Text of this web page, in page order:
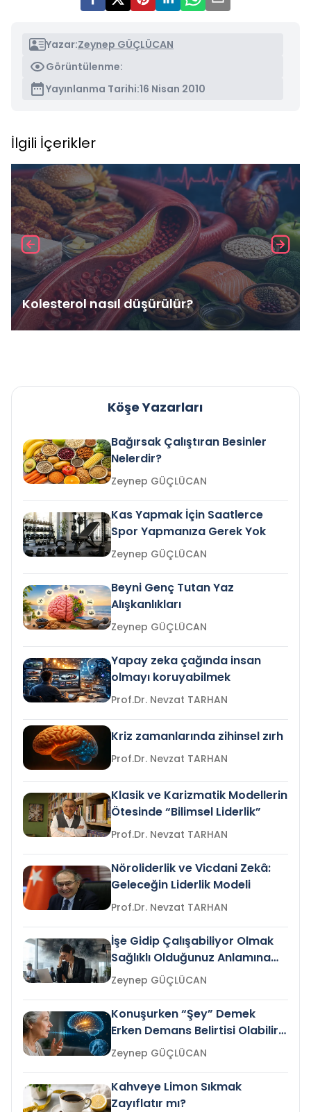
Yazar:Zeynep GÜÇLÜCAN
Görüntülenme:
Yayınlanma Tarihi:16 Nisan 2010
İlgili İçerikler
Kolesterol nasıl düşürülür?
Köşe Yazarları
Bağırsak Çalıştıran Besinler
Nelerdir?
Zeynep GÜÇLÜCAN
Kas Yapmak İçin Saatlerce
Spor Yapmanıza Gerek Yok
Zeynep GÜÇLÜCAN
Beyni Genç Tutan Yaz
Alışkanlıkları
Zeynep GÜÇLÜCAN
Yapay zeka çağında insan
olmayı koruyabilmek
Prof.Dr. Nevzat TARHAN
Kriz zamanlarında zihinsel zırh
Prof.Dr. Nevzat TARHAN
Klasik ve Karizmatik Modellerin
Ötesinde “Bilimsel Liderlik”
Prof.Dr. Nevzat TARHAN
Nöroliderlik ve Vicdani Zekâ:
Geleceğin Liderlik Modeli
Prof.Dr. Nevzat TARHAN
İşe Gidip Çalışabiliyor Olmak
Sağlıklı Olduğunuz Anlamına
Gelir mi?Zeynep GÜÇLÜCAN
Konuşurken “Şey” Demek
Erken Demans Belirtisi Olabilir
mi?
Zeynep GÜÇLÜCAN
Kahveye Limon Sıkmak
Zayıflatır mı?